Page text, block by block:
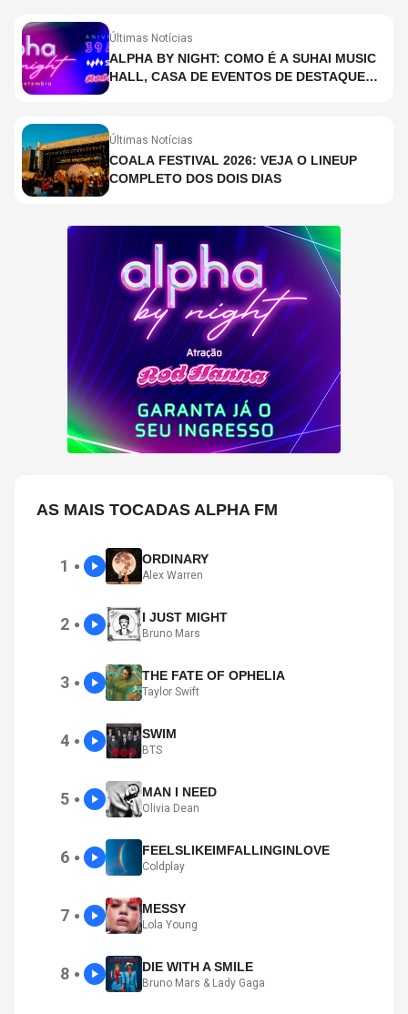
Últimas Notícias
ALPHA BY NIGHT: COMO É A SUHAI MUSIC
HALL, CASA DE EVENTOS DE DESTAQUE
Últimas Notícias
COALA FESTIVAL 2026: VEJA O LINEUP
COMPLETO DOS DOIS DIAS
AS MAIS TOCADAS ALPHA FM
1 ● ORDINARY
Alex Warren
2 ● I JUST MIGHT
Bruno Mars
3 ● THE FATE OF OPHELIA
Taylor Swift
4 ● SWIM
BTS
5 ● MAN I NEED
Olivia Dean
6 ● FEELSLIKEIMFALLINGINLOVE
Coldplay
7 ● MESSY
Lola Young
8 ● DIE WITH A SMILE
Bruno Mars & Lady Gaga